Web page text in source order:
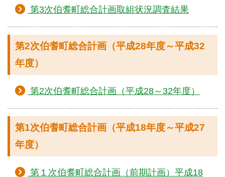
第3次伯耆町総合計画取組状況調査結果
第2次伯耆町総合計画（平成28年度～平成32
年度）
第2次伯耆町総合計画（平成28～32年度）
第1次伯耆町総合計画（平成18年度～平成27
年度）
第１次伯耆町総合計画（前期計画）平成18